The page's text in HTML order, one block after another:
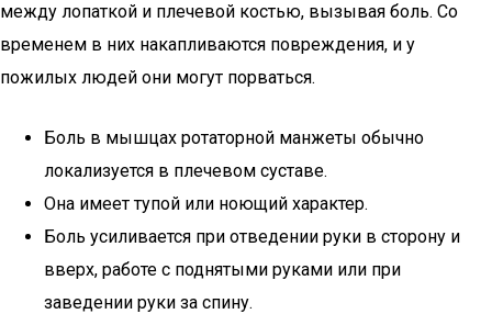
между лопаткой и плечевой костью, вызывая боль. Со
временем в них накапливаются повреждения, и у
пожилых людей они могут порваться.
Боль в мышцах ротаторной манжеты обычно
локализуется в плечевом суставе.
Она имеет тупой или ноющий характер.
Боль усиливается при отведении руки в сторону и
вверх, работе с поднятыми руками или при
заведении руки за спину.